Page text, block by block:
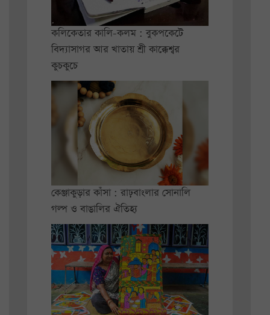
কলিকেতার কালি-কলম : বুকপকেটে
বিদ্যাসাগর আর খাতায় শ্রী কাক্কেশ্বর
কুচকুচে
কেঞ্জাকুড়ার কাঁসা : রাঢ়বাংলার সোনালি
গল্প ও বাঙালির ঐতিহ্য